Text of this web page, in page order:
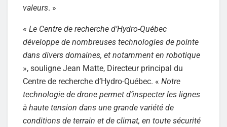
valeurs. »
« Le Centre de recherche d’Hydro-Québec
développe de nombreuses technologies de pointe
dans divers domaines, et notamment en robotique
», souligne Jean Matte, Directeur principal du
Centre de recherche d’Hydro-Québec. « Notre
technologie de drone permet d’inspecter les lignes
à haute tension dans une grande variété de
conditions de terrain et de climat, en toute sécurité